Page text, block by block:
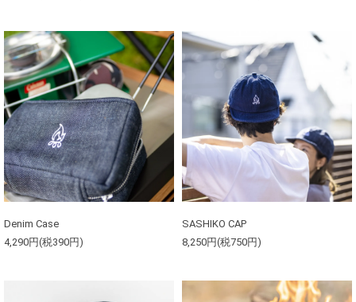
Denim Case
4,290円(税390円)
SASHIKO CAP
8,250円(税750円)